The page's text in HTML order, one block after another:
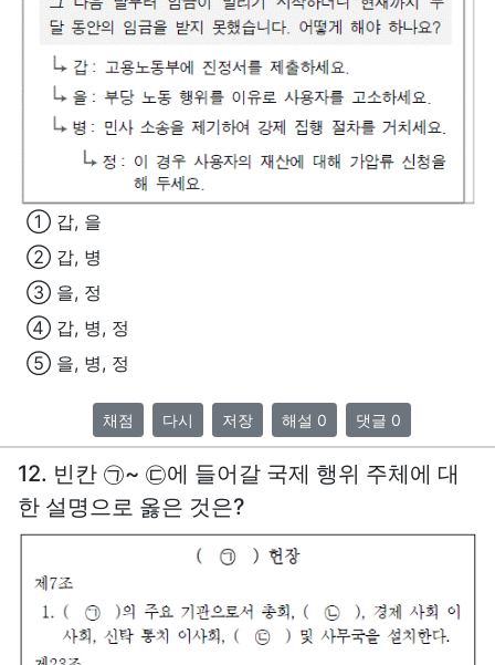
① 갑, 을
② 갑, 병
③ 을, 정
④ 갑, 병, 정
⑤ 을, 병, 정
채점 다시 저장 해설 0 댓글 0
12. 빈칸 ㉠~ ㉢에 들어갈 국제 행위 주체에 대
한 설명으로 옳은 것은?